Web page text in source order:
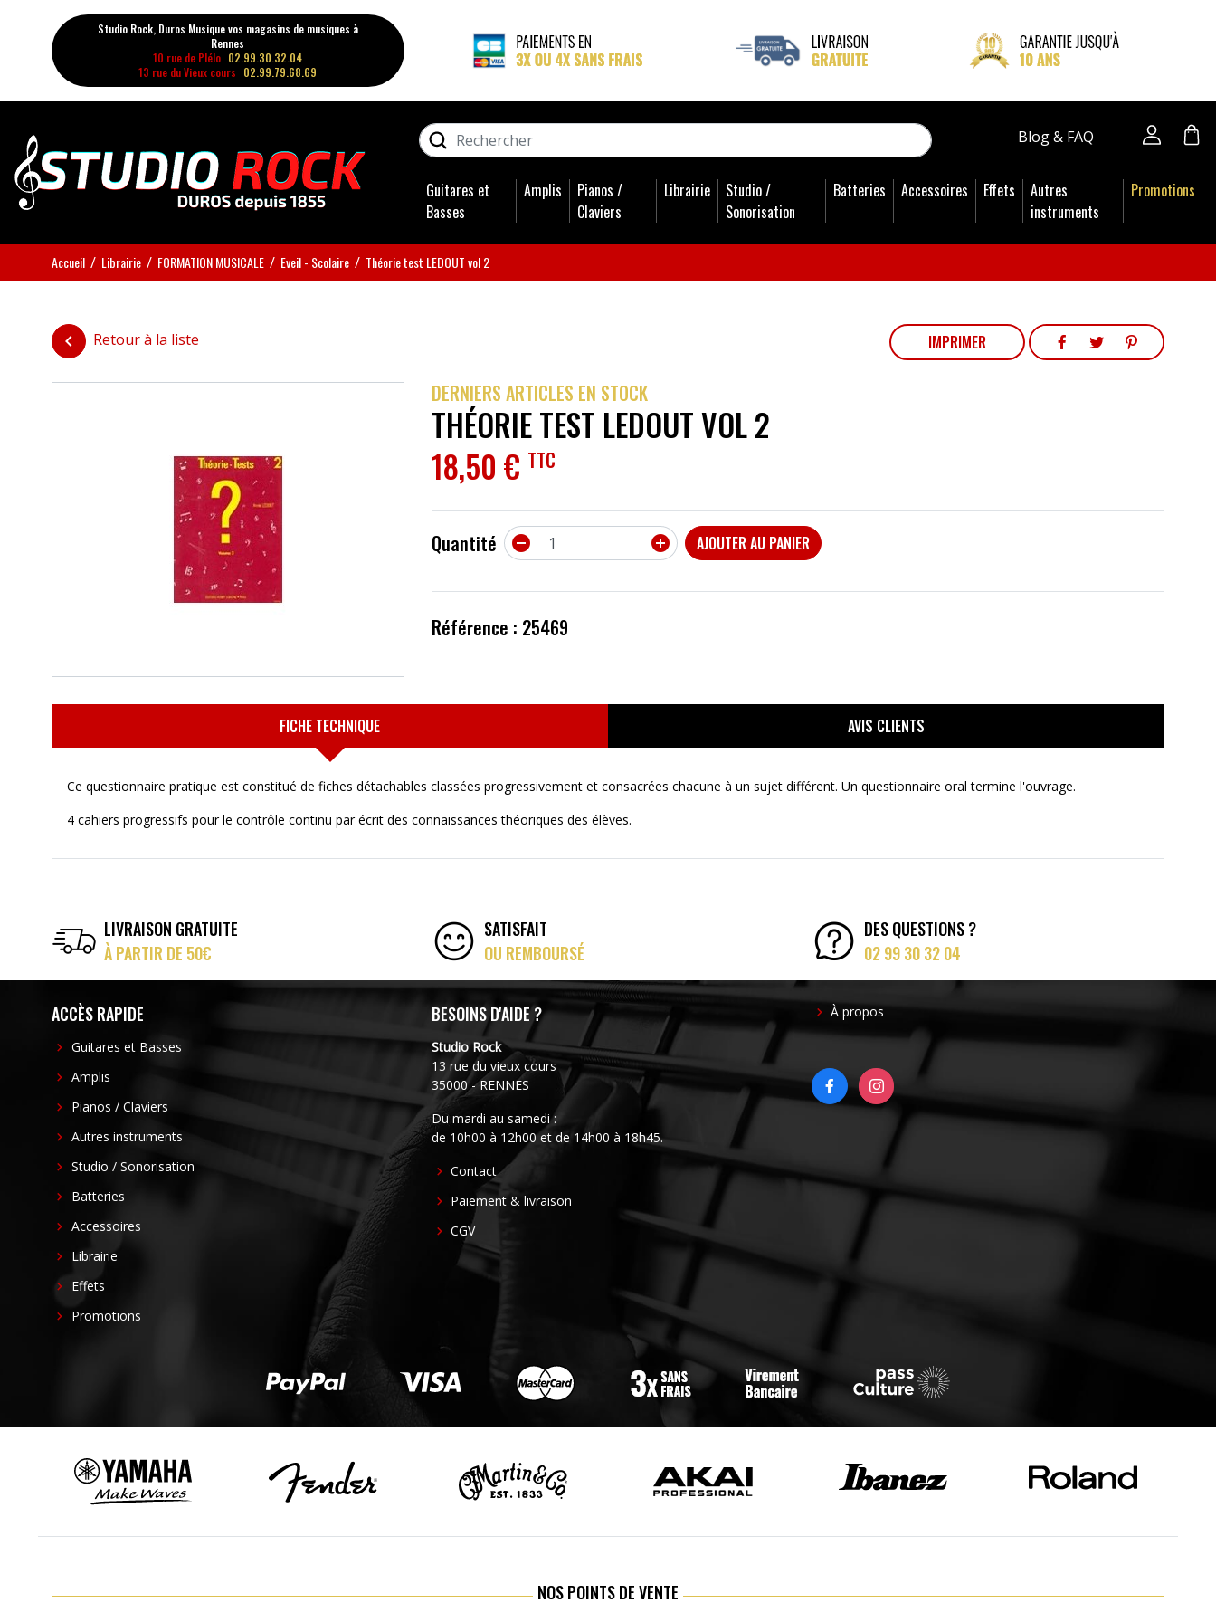
Studio Rock, Duros Musique vos magasins de musiques à
Rennes
10 rue de Plélo 02.99.30.32.04
13 rue du Vieux cours 02.99.79.68.69
RECHERCHER Blog & FAQ
Guitares et
Basses
Amplis
Pianos /
Claviers
Librairie
Studio /
Sonorisation
Batteries Accessoires Effets
Autres
instruments
Promotions
Accueil Librairie FORMATION MUSICALE Eveil - Scolaire Théorie test LEDOUT vol 2
 Retour à la liste IMPRIMER PARTAGER
PARTAGER
TWEET PINTEREST
DERNIERS ARTICLES EN STOCK
THÉORIE TEST LEDOUT VOL 2
18,50 € TTC
Quantité   AJOUTER AU PANIER
Référence : 25469
FICHE TECHNIQUE AVIS CLIENTS
Ce questionnaire pratique est constitué de fiches détachables classées progressivement et consacrées chacune à un sujet différent. Un questionnaire oral termine l'ouvrage.
4 cahiers progressifs pour le contrôle continu par écrit des connaissances théoriques des élèves.
LIVRAISON GRATUITE
À PARTIR DE 50€
SATISFAIT
OU REMBOURSÉ
DES QUESTIONS ?
02 99 30 32 04
ACCÈS RAPIDE
Guitares et Basses
Amplis
Pianos / Claviers
Autres instruments
Studio / Sonorisation
Batteries
Accessoires
Librairie
Effets
Promotions
BESOINS D'AIDE ?
Studio Rock
13 rue du vieux cours
35000 - RENNES
Du mardi au samedi :
de 10h00 à 12h00 et de 14h00 à 18h45.
FOOTER
CENTER
Contact
Paiement & livraison
CGV
FOOTER
RIGHT
À propos
FACEBOOKINSTAGRAM
NOS POINTS DE VENTE
GUITARES ET BASSES
AMPLIS
PIANOS / CLAVIERS
ACCESSOIRES
AUTRES INSTRUMENTS
PROMOTIONS